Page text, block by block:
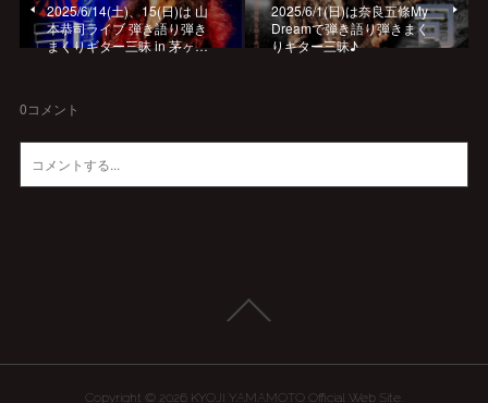
2025/6/14(土)、15(日)は 山
本恭司ライブ 弾き語り弾き
まくりギター三昧 in 茅ヶ…
2025/6/1(日)は奈良五條My
Dreamで弾き語り弾きまく
りギター三昧♪
0コメント
Copyright © 2026 KYOJI YAMAMOTO Official Web Site